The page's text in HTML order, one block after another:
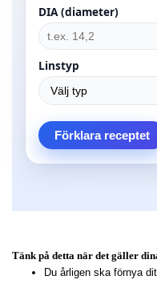
DIA (diameter)
Linstyp
Förklara receptet
Tänk på detta när det gäller
Du årligen ska förnya